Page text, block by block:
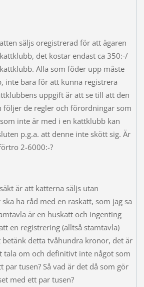
säljs oregistrerad för att ägaren
det kostar endast ca 350:-/
Alla som föder upp måste
inte bara för att kunna registrera
uppgift är att se till att den
följer de regler och förordningar som
inte är med i en kattklubb kan
p.g.a. att denne inte skött sig. Är
2-6000:-?
är att katterna säljs utan
ha råd med en raskatt, som jag sa
är en huskatt och ingenting
en registrering (alltså stamtavla)
detta tvåhundra kronor, det är
tala om och definitivt inte något som
par tusen? Så vad är det då som gör
med ett par tusen?